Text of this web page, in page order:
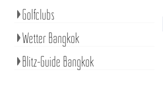
Golfclubs
Wetter Bangkok
Blitz-Guide Bangkok